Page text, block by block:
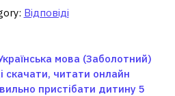
Відповіді
мова (Заболотний)
скачати, читати онлайн
пристібати дитину 5